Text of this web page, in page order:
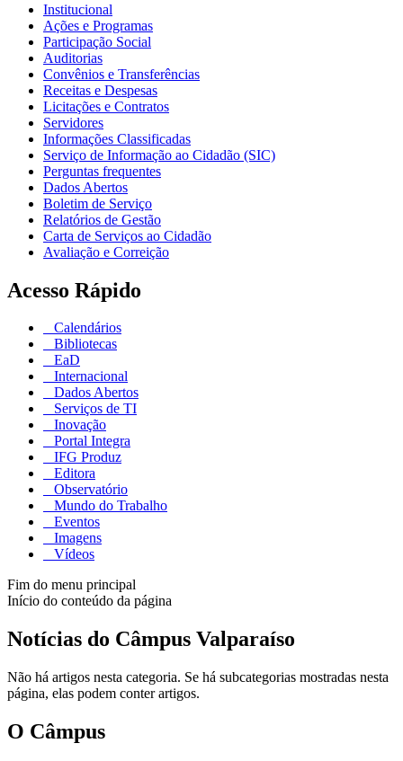
Institucional
Ações e Programas
Participação Social
Auditorias
Convênios e Transferências
Receitas e Despesas
Licitações e Contratos
Servidores
Informações Classificadas
Serviço de Informação ao Cidadão (SIC)
Perguntas frequentes
Dados Abertos
Boletim de Serviço
Relatórios de Gestão
Carta de Serviços ao Cidadão
Avaliação e Correição
Acesso Rápido
Calendários
Bibliotecas
EaD
Internacional
Dados Abertos
Serviços de TI
Inovação
Portal Integra
IFG Produz
Editora
Observatório
Mundo do Trabalho
Eventos
Imagens
Vídeos
Fim do menu principal
Início do conteúdo da página
Notícias do Câmpus Valparaíso
Não há artigos nesta categoria. Se há subcategorias mostradas nesta
página, elas podem conter artigos.
O Câmpus